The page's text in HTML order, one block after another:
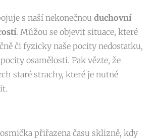
s naší nekonečnou duchovní
. Můžou se objevit situace, které
či fyzicky naše pocity nedostatku,
osamělosti. Pak vězte, že
staré strachy, které je nutné
přiřazena času sklizně, kdy